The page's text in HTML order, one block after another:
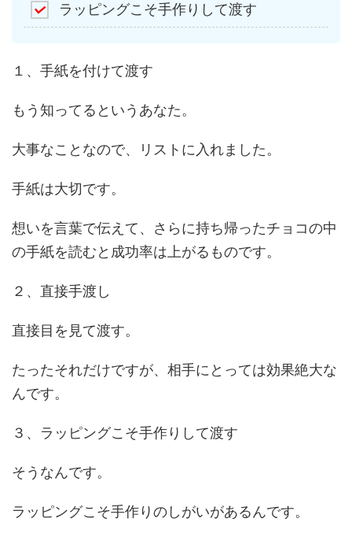
ラッピングこそ手作りして渡す
１、手紙を付けて渡す
もう知ってるというあなた。
大事なことなので、リストに入れました。
手紙は大切です。
想いを言葉で伝えて、さらに持ち帰ったチョコの中
の手紙を読むと成功率は上がるものです。
２、直接手渡し
直接目を見て渡す。
たったそれだけですが、相手にとっては効果絶大な
んです。
３、ラッピングこそ手作りして渡す
そうなんです。
ラッピングこそ手作りのしがいがあるんです。